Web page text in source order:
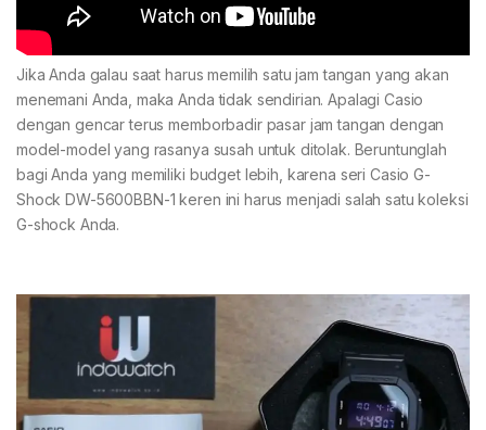
Jika Anda galau saat harus memilih satu jam tangan yang akan
menemani Anda, maka Anda tidak sendirian. Apalagi Casio
dengan gencar terus memborbadir pasar jam tangan dengan
model-model yang rasanya susah untuk ditolak. Beruntunglah
bagi Anda yang memiliki budget lebih, karena seri Casio G-
Shock DW-5600BBN-1 keren ini harus menjadi salah satu koleksi
G-shock Anda.